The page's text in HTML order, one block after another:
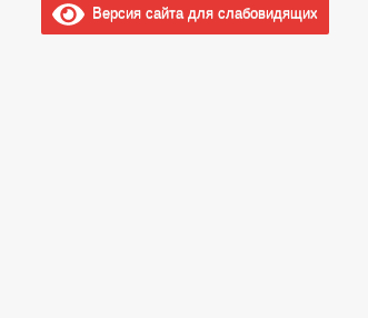
Версия сайта для слабовидящих